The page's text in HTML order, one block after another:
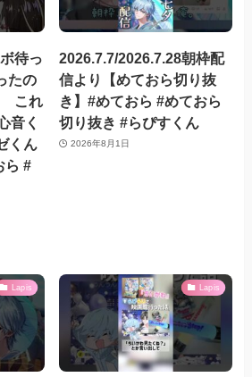
待っ
たの
これ
音く
くん
ら #
2026.7.7/2026.7.28朝枠配
信より【めておら切り抜
き】#めておら #めておら
切り抜き #らぴすくん
2026年8月1日
Lapis Lapis